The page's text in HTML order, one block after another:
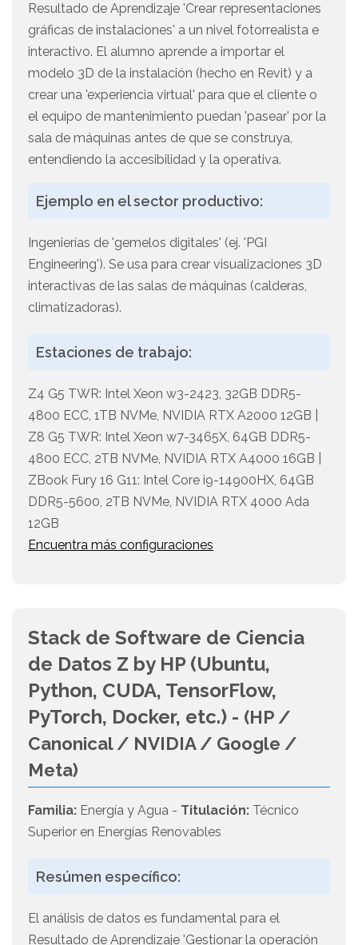
Resultado de Aprendizaje 'Crear representaciones
gráficas de instalaciones' a un nivel fotorrealista e
interactivo. El alumno aprende a importar el
modelo 3D de la instalación (hecho en Revit) y a
crear una 'experiencia virtual' para que el cliente o
el equipo de mantenimiento puedan 'pasear' por la
sala de máquinas antes de que se construya,
entendiendo la accesibilidad y la operativa.
Ejemplo en el sector productivo:
Ingenierías de 'gemelos digitales' (ej. 'PGI
Engineering'). Se usa para crear visualizaciones 3D
interactivas de las salas de máquinas (calderas,
climatizadoras).
Estaciones de trabajo:
Z4 G5 TWR: Intel Xeon w3-2423, 32GB DDR5-
4800 ECC, 1TB NVMe, NVIDIA RTX A2000 12GB |
Z8 G5 TWR: Intel Xeon w7-3465X, 64GB DDR5-
4800 ECC, 2TB NVMe, NVIDIA RTX A4000 16GB |
ZBook Fury 16 G11: Intel Core i9-14900HX, 64GB
DDR5-5600, 2TB NVMe, NVIDIA RTX 4000 Ada
12GB
Encuentra más configuraciones
Stack de Software de Ciencia
de Datos Z by HP (Ubuntu,
Python, CUDA, TensorFlow,
PyTorch, Docker, etc.) - (HP /
Canonical / NVIDIA / Google /
Meta)
Familia: Energía y Agua - Titulación: Técnico
Superior en Energías Renovables
Resúmen específico:
El análisis de datos es fundamental para el
Resultado de Aprendizaje 'Gestionar la operación